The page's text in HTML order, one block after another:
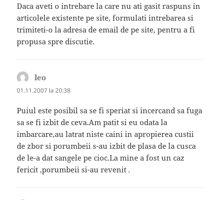
Daca aveti o intrebare la care nu ati gasit raspuns in
articolele existente pe site, formulati intrebarea si
trimiteti-o la adresa de email de pe site, pentru a fi
propusa spre discutie.
leo
01.11.2007 la 20:38
Puiul este posibil sa se fi speriat si incercand sa fuga
sa se fi izbit de ceva.Am patit si eu odata la
imbarcare,au latrat niste caini in apropierea custii
de zbor si porumbeii s-au izbit de plasa de la cusca
de le-a dat sangele pe cioc.La mine a fost un caz
fericit ,porumbeii si-au revenit .